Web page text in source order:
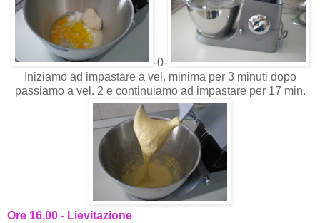
-0-
Iniziamo ad impastare a vel. minima per 3 minuti dopo
passiamo a vel. 2 e continuiamo ad impastare per 17 min.
Ore 16,00 - Lievitazione